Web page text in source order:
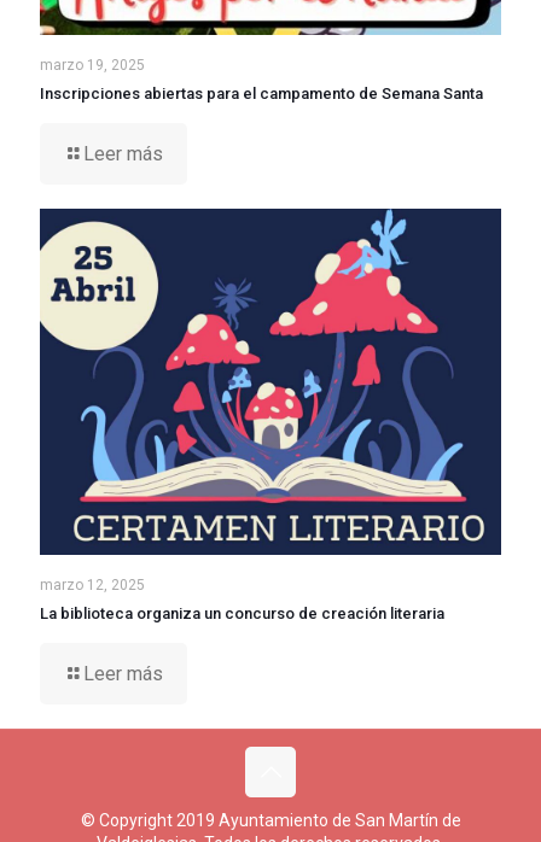
marzo 19, 2025
Inscripciones abiertas para el campamento de Semana Santa
Leer más
marzo 12, 2025
La biblioteca organiza un concurso de creación literaria
Leer más
© Copyright 2019 Ayuntamiento de San Martín de